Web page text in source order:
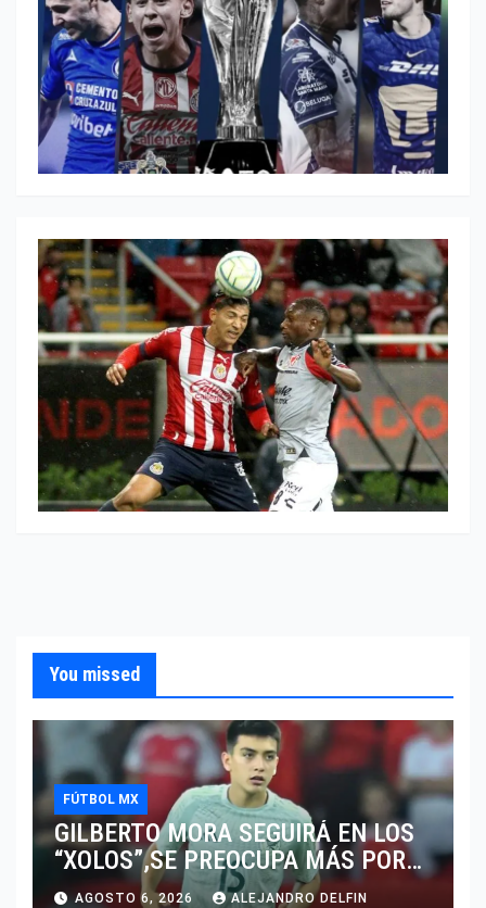
You missed
FÚTBOL MX
GILBERTO MORA SEGUIRÁ EN LOS
“XOLOS”,SE PREOCUPA MÁS POR
JUGAR EN SU EQUIPO.
AGOSTO 6, 2026 ALEJANDRO DELFIN